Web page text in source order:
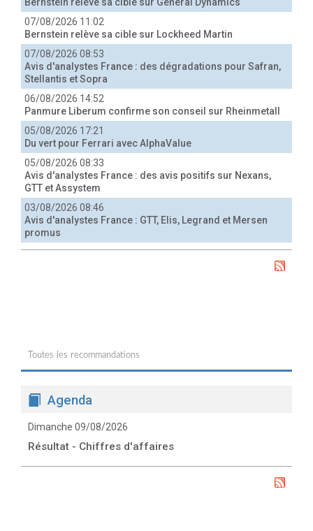
07/08/2026 11:02
Bernstein relève sa cible sur Lockheed Martin
07/08/2026 08:53
Avis d'analystes France : des dégradations pour Safran,
Stellantis et Sopra
06/08/2026 14:52
Panmure Liberum confirme son conseil sur Rheinmetall
05/08/2026 17:21
Du vert pour Ferrari avec AlphaValue
05/08/2026 08:33
Avis d'analystes France : des avis positifs sur Nexans,
GTT et Assystem
03/08/2026 08:46
Avis d'analystes France : GTT, Elis, Legrand et Mersen
promus
Toutes les recommandations
Agenda
Dimanche 09/08/2026
Résultat - Chiffres d'affaires